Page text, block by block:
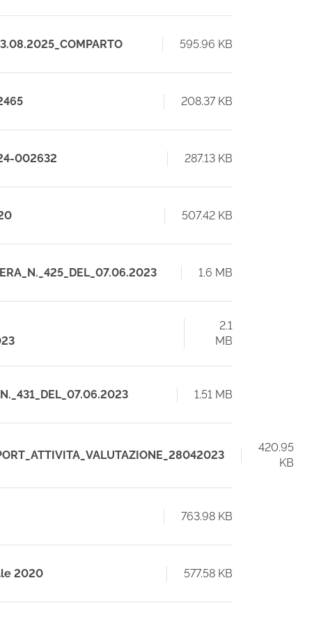
595.96 KB
208.37 KB
002632 287.13 KB
507.42 KB
1.6 MB
2.1
MB
1.51 MB
420.95
KB
763.98 KB
2020 577.58 KB